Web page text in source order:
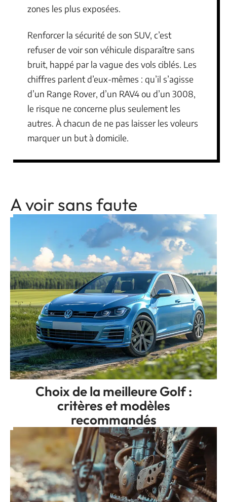
zones les plus exposées.
Renforcer la sécurité de son SUV, c’est
refuser de voir son véhicule disparaître sans
bruit, happé par la vague des vols ciblés. Les
chiffres parlent d’eux-mêmes : qu’il s’agisse
d’un Range Rover, d’un RAV4 ou d’un 3008,
le risque ne concerne plus seulement les
autres. À chacun de ne pas laisser les voleurs
marquer un but à domicile.
A voir sans faute
Choix de la meilleure Golf :
critères et modèles
recommandés